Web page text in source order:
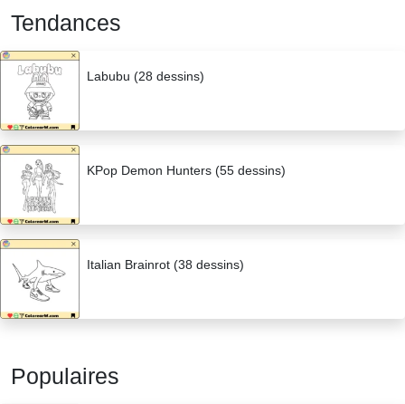
Tendances
Labubu (28 dessins)
KPop Demon Hunters (55 dessins)
Italian Brainrot (38 dessins)
Populaires